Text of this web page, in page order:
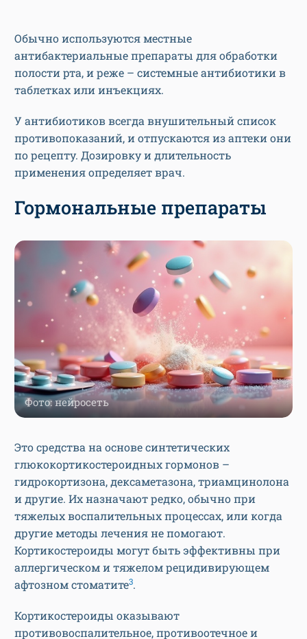
Обычно используются местные
антибактериальные препараты для обработки
полости рта, и реже – системные антибиотики в
таблетках или инъекциях.
У антибиотиков всегда внушительный список
противопоказаний, и отпускаются из аптеки они
по рецепту. Дозировку и длительность
применения определяет врач.
Гормональные препараты
Фото: нейросеть
Это средства на основе синтетических
глюкокортикостероидных гормонов –
гидрокортизона, дексаметазона, триамцинолона
и другие. Их назначают редко, обычно при
тяжелых воспалительных процессах, или когда
другие методы лечения не помогают.
Кортикостероиды могут быть эффективны при
аллергическом и тяжелом рецидивирующем
афтозном стоматите3.
Кортикостероиды оказывают
противовоспалительное, противоотечное и